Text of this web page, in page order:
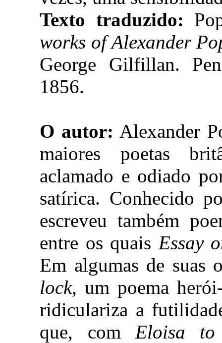
Texto traduzido:
works of Alexander
George Gilfillan.
1856.
O autor: Alexander
maiores poetas
aclamado e odiado
satírica. Conhecido
escreveu também
entre os quais Essay
Em algumas de suas
lock, um poema
ridiculariza a
que, com Eloisa to